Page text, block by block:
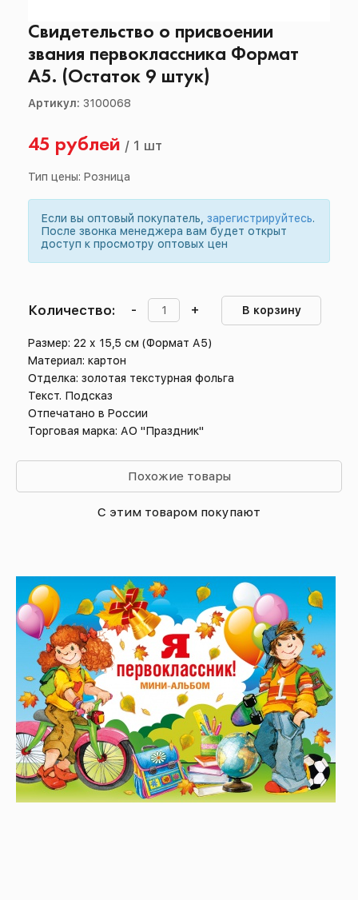
Свидетельство о присвоении
звания первоклассника Формат
А5. (Остаток 9 штук)
Артикул: 3100068
45 рублей / 1 шт
Тип цены: Розница
Если вы оптовый покупатель, зарегистрируйтесь.
После звонка менеджера вам будет открыт
доступ к просмотру оптовых цен
Количество: - + В корзину
Размер: 22 х 15,5 см (Формат А5)
Материал: картон
Отделка: золотая текстурная фольга
Текст. Подсказ
Отпечатано в России
Торговая марка: АО "Праздник"
Похожие товары
С этим товаром покупают